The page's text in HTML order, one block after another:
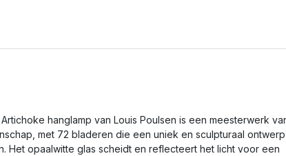
Artichoke hanglamp van Louis Poulsen is een meesterwerk
met 72 bladeren die een uniek en sculpturaal ontwerp
Het opaalwitte glas scheidt en reflecteert het licht voor een